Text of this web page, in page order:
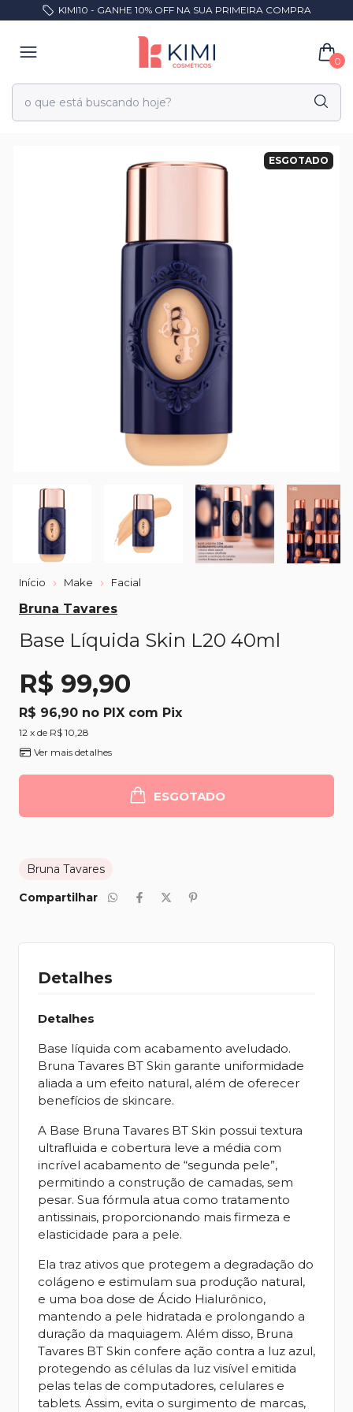
KIMI10 - GANHE 10% OFF NA SUA PRIMEIRA COMPRA
0
ESGOTADO
Início Make Facial
Bruna Tavares
Base Líquida Skin L20 40ml
R$ 99,90
R$ 96,90 com Pix
12 x de R$ 10,28
Ver mais detalhes
ESGOTADO
Bruna Tavares
Compartilhar
Detalhes
Detalhes
Base líquida com acabamento aveludado.
Bruna Tavares BT Skin garante uniformidade
aliada a um efeito natural, além de oferecer
benefícios de skincare.
A Base Bruna Tavares BT Skin possui textura
ultrafluida e cobertura leve a média com
incrível acabamento de “segunda pele”,
permitindo a construção de camadas, sem
pesar. Sua fórmula atua como tratamento
antissinais, proporcionando mais firmeza e
elasticidade para a pele.
Ela traz ativos que protegem a degradação do
colágeno e estimulam sua produção natural,
e uma boa dose de Ácido Hialurônico,
mantendo a pele hidratada e prolongando a
duração da maquiagem. Além disso, Bruna
Tavares BT Skin confere ação contra a luz azul,
protegendo as células da luz visível emitida
pelas telas de computadores, celulares e
tablets. Assim, evita o surgimento de marcas,